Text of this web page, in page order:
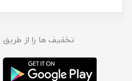
تخفیف ها را از